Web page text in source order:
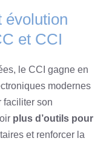
évolution
et CCI
le CCI gagne en
modernes
faciliter son
plus d’outils pour
et renforcer la